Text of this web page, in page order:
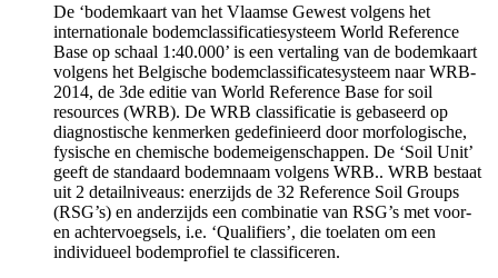
De ‘bodemkaart van het Vlaamse Gewest volgens het
internationale bodemclassificatiesysteem World Reference
Base op schaal 1:40.000’ is een vertaling van de bodemkaart
volgens het Belgische bodemclassificatesysteem naar WRB-
2014, de 3de editie van World Reference Base for soil
resources (WRB). De WRB classificatie is gebaseerd op
diagnostische kenmerken gedefinieerd door morfologische,
fysische en chemische bodemeigenschappen. De ‘Soil Unit’
geeft de standaard bodemnaam volgens WRB.. WRB bestaat
uit 2 detailniveaus: enerzijds de 32 Reference Soil Groups
(RSG’s) en anderzijds een combinatie van RSG’s met voor-
en achtervoegsels, i.e. ‘Qualifiers’, die toelaten om een
individueel bodemprofiel te classificeren.